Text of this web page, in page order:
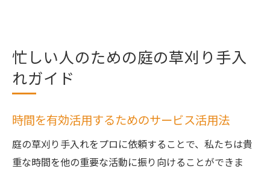
忙しい人のための庭の草刈り手入
れガイド
時間を有効活用するためのサービス活用法
庭の草刈り手入れをプロに依頼することで、私たちは貴
重な時間を他の重要な活動に振り向けることができま